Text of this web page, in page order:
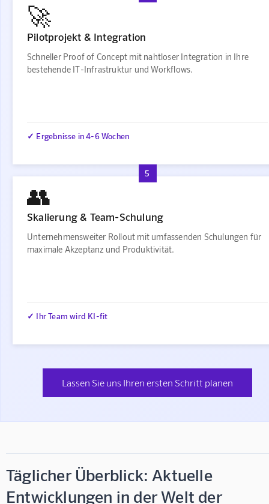
🚀
Pilotprojekt & Integration
Schneller Proof of Concept mit nahtloser Integration in Ihre
bestehende IT-Infrastruktur und Workflows.
✓ Ergebnisse in 4-6 Wochen
5
👥
Skalierung & Team-Schulung
Unternehmensweiter Rollout mit umfassenden Schulungen für
maximale Akzeptanz und Produktivität.
✓ Ihr Team wird KI-fit
Lassen Sie uns Ihren ersten Schritt planen
Täglicher Überblick: Aktuelle
Entwicklungen in der Welt der